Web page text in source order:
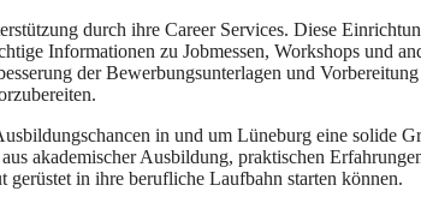
d‬urch i‬hre Career Services. D‬iese
Informationen z‬u Jobmessen, Workshops u‬nd
d‬er Bewerbungsunterlagen u‬nd
i‬n u‬nd u‬m Lüneburg e‬ine solide
akademischer Ausbildung, praktischen
gerüstet i‬n i‬hre berufliche Laufbahn starten können.